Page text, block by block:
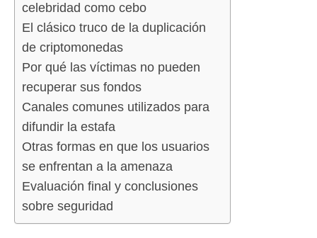
celebridad como cebo
El clásico truco de la duplicación
de criptomonedas
Por qué las víctimas no pueden
recuperar sus fondos
Canales comunes utilizados para
difundir la estafa
Otras formas en que los usuarios
se enfrentan a la amenaza
Evaluación final y conclusiones
sobre seguridad